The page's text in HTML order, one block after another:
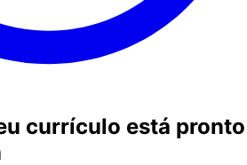
currículo está pronto